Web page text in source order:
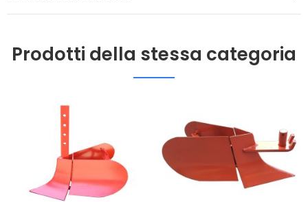
Prodotti della stessa categoria